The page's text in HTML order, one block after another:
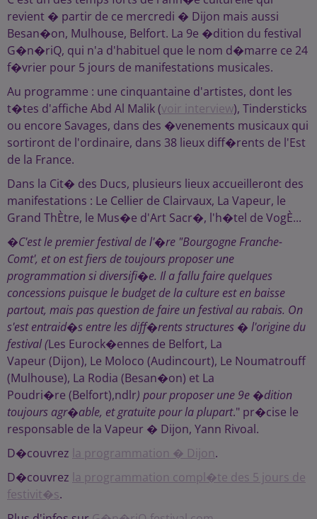
revient � partir de ce mercredi � Dijon mais aussi
Besan�on, Mulhouse, Belfort. La 9e �dition du festival
G�n�riQ, qui n'a d'habituel que le nom d�marre ce 24
f�vrier pour 5 jours de manifestations musicales.
Au programme : une cinquantaine d'artistes, dont les
t�tes d'affiche Abd Al Malik (voir interview), Tindersticks
ou encore Savages, dans des �venements musicaux qui
sortiront de l'ordinaire, dans 38 lieux diff�rents de l'Est
de la France.
Dans la Cit� des Ducs, plusieurs lieux accueilleront des
manifestations : Le Cellier de Clairvaux, La Vapeur, le
Grand ThÈtre, le Mus�e d'Art Sacr�, l'h�tel de VogÈ...
�C'est le premier festival de l'�re "Bourgogne Franche-
Comt', et on est fiers de toujours proposer une
programmation si diversifi�e. Il a fallu faire quelques
concessions puisque le budget de la culture est en baisse
partout, mais pas question de faire un festival au rabais. On
s'est entraid�s entre les diff�rents structures � l'origine du
festival (Les Eurock�ennes de Belfort, La
Vapeur (Dijon), Le Moloco (Audincourt), Le Noumatrouff
(Mulhouse), La Rodia (Besan�on) et La
Poudri�re (Belfort),ndlr) pour proposer une 9e �dition
toujours agr�able, et gratuite pour la plupart." pr�cise le
responsable de la Vapeur � Dijon, Yann Rivoal.
D�couvrez la programmation � Dijon.
D�couvrez la programmation compl�te des 5 jours de
festivit�s.